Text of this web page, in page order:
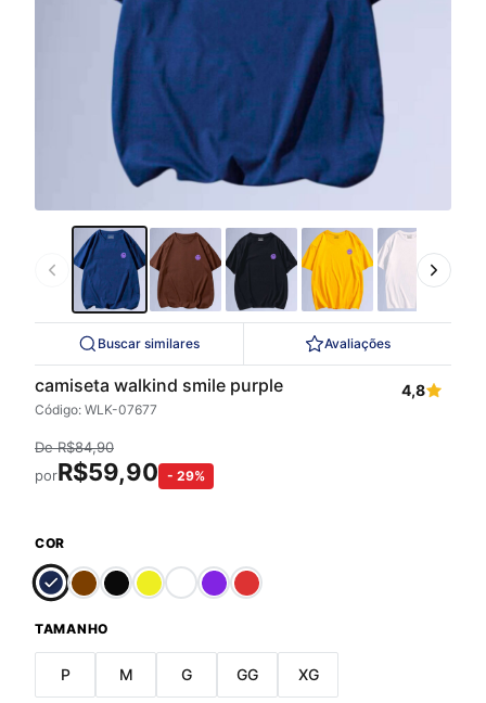
Buscar similares Avaliações
camiseta walkind smile purple
Código: WLK-07677
4,8
DeR$84,90
porR$59,90 - 29%
COR
TAMANHO
P M G GG XG